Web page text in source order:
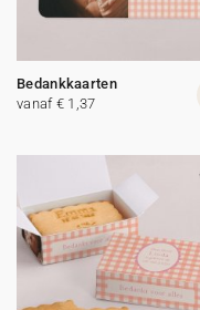
Bedankkaarten
vanaf € 1,37